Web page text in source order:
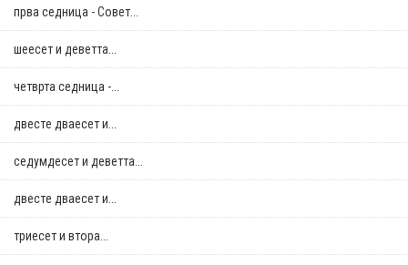
прва седница - Совет...
шеесет и деветта...
четврта седница -...
двестe дваесет и...
седумдесет и деветта...
двестe дваесет и...
триесет и втора...